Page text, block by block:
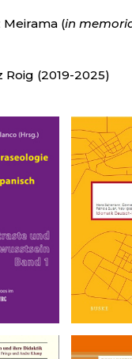
(in
Roig (2019-2025)